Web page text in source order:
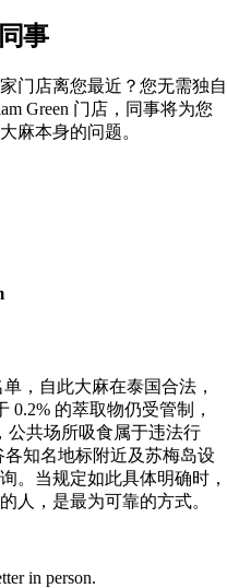
事
门店离您最近？您无需独自
Green 门店，同事将为您
麻本身的问题。
，自此大麻在泰国合法，
0.2% 的萃取物仍受管制，
公共场所吸食属于违法行
各知名地标附近及苏梅岛设
。当规定如此具体明确时，
人，是最为可靠的方式。
in person.